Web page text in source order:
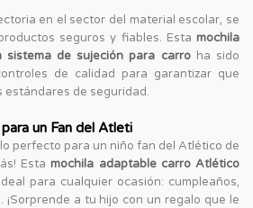
en el sector del material escolar, se
seguros y fiables. Esta mochila
sistema de sujeción para carroha sido
de calidad para garantizar que
estándares de seguridad.
un Fan del Atleti
perfecto para un niño fan del Atlético de
Estamochila adaptable carro Atlético
para cualquier ocasión: cumpleaños,
a tu hijo con un regalo que le